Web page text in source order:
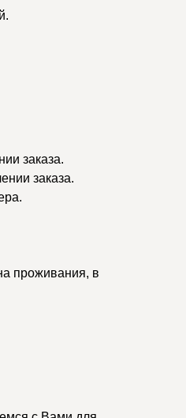
заказа.
заказа.
проживания, в